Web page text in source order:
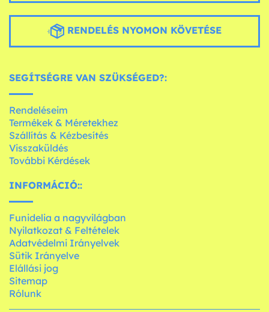
RENDELÉS NYOMON KÖVETÉSE
SEGÍTSÉGRE VAN SZÜKSÉGED?:
Rendeléseim
Termékek & Méretekhez
Szállítás & Kézbesítés
Visszaküldés
További Kérdések
INFORMÁCIÓ::
Funidelia a nagyvilágban
Nyilatkozat & Feltételek
Adatvédelmi Irányelvek
Sütik Irányelve
Elállási jog
Sitemap
Rólunk